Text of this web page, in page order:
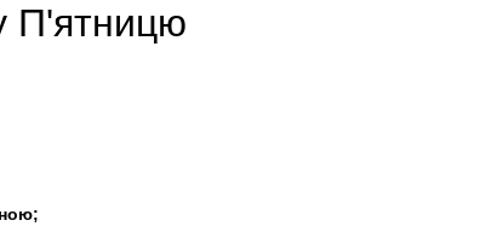
П'ятницю